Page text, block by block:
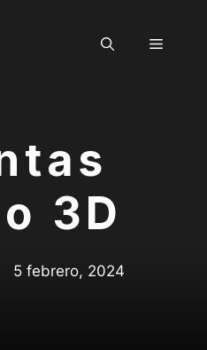
Menú
3D
5 febrero, 2024